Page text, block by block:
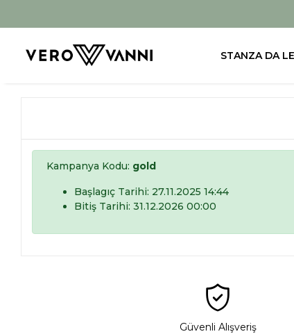
STANZA DA
Kampanya Kodu: gold
Başlagıç Tarihi: 27.11.2025 14:44
Bitiş Tarihi: 31.12.2026 00:00
Güvenli Alışveriş